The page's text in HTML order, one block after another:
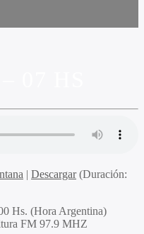
| Descargar(Duración:
Hs. (Hora Argentina)
FM 97.9 MHZ